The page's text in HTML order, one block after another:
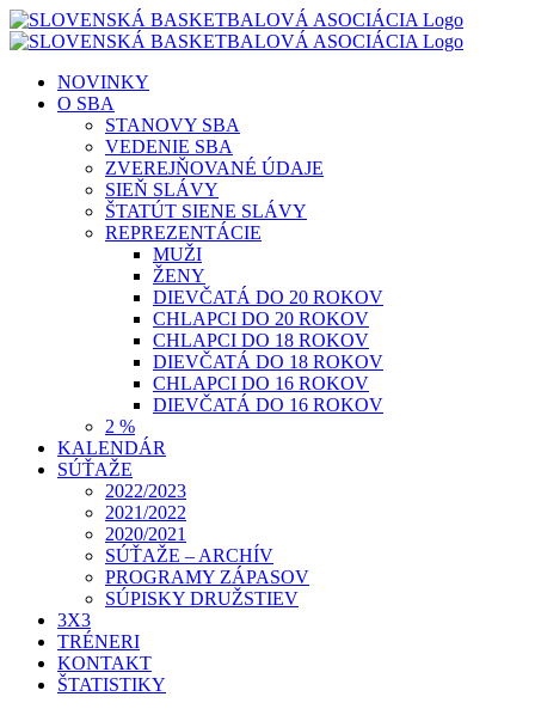
Skip
to
NOVINKY
O SBA
STANOVY SBA
VEDENIE SBA
ZVEREJŇOVANÉ ÚDAJE
SIEŇ SLÁVY
ŠTATÚT SIENE SLÁVY
REPREZENTÁCIE
MUŽI
ŽENY
DIEVČATÁ DO 20 ROKOV
CHLAPCI DO 20 ROKOV
CHLAPCI DO 18 ROKOV
DIEVČATÁ DO 18 ROKOV
CHLAPCI DO 16 ROKOV
DIEVČATÁ DO 16 ROKOV
2 %
KALENDÁR
SÚŤAŽE
2022/2023
2021/2022
2020/2021
SÚŤAŽE – ARCHÍV
PROGRAMY ZÁPASOV
SÚPISKY DRUŽSTIEV
3X3
TRÉNERI
KONTAKT
ŠTATISTIKY